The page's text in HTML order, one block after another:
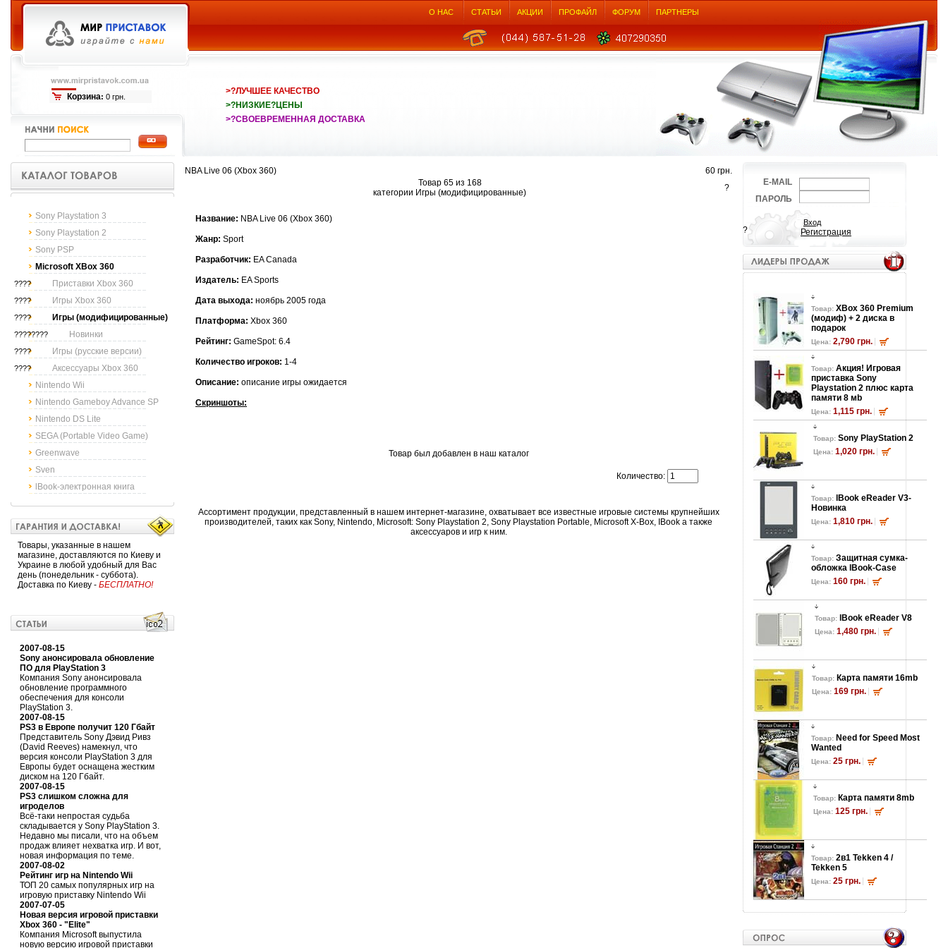
Корзина: 0 грн.
О НАС СТАТЬИ АКЦИИ ПРОФАЙЛ ФОРУМ ПАРТНЕРЫ
>?ЛУЧШЕЕ КАЧЕСТВО
>?НИЗКИЕ?ЦЕНЫ
>?СВОЕВРЕМЕННАЯ ДОСТАВКА
Sony Playstation 3
Sony Playstation 2
Sony PSP
Microsoft XBox 360
???? Приставки Xbox 360
???? Игры Xbox 360
???? Игры (модифицированные)
???????? Новинки
???? Игры (русские версии)
????
Аксессуары Xbox 360
Nintendo Wii
Nintendo Gameboy Advance SP
Nintendo DS Lite
SEGA (Portable Video Game)
Greenwave
Sven
lBook-электронная книга
Товары, указанные в нашем
магазине, доставляются по Киеву и
Украине в любой удобный для Вас
день (понедельник - суббота).
Доставка по Киеву - БЕСПЛАТНО!
2007-08-15
Sony анонсировала обновление
ПО для PlayStation 3
Компания Sony анонсировала
обновление программного
обеспечения для консоли
PlayStation 3.
2007-08-15
PS3 в Европе получит 120 Гбайт
Представитель Sony Дэвид Ривз
(David Reeves) намекнул, что
версия консоли PlayStation 3 для
Европы будет оснащена жестким
диском на 120 Гбайт.
2007-08-15
PS3 слишком сложна для
игроделов
Всё-таки непростая судьба
складывается у Sony PlayStation 3.
Недавно мы писали, что на объем
продаж влияет нехватка игр. И вот,
новая информация по теме.
2007-08-02
Рейтинг игр на Nintendo Wii
ТОП 20 самых популярных игр на
игровую приставку Nintendo Wii
2007-07-05
Новая версия игровой приставки
Xbox 360 - "Elite"
Компания Microsoft выпустила
новую версию игровой приставки
NBA Live 06 (Xbox 360)
60 грн.
Товар 65 из 168
категории Игры (модифицированные)
?
Название: NBA Live 06 (Xbox 360)
Жанр: Sport
Разработчик: EA Canada
Издатель: EA Sports
Дата выхода: ноябрь 2005 года
Платформа: Xbox 360
Рейтинг: GameSpot: 6.4
Количество игроков: 1-4
Описание: описание игры ожидается
Скриншоты:
Товар был добавлен в наш каталог
Количество:
Ассортимент продукции, представленный в нашем интернет-магазине, охватывает все известные игровые системы крупнейших
производителей, таких как Sony, Nintendo, Microsoft: Sony Playstation 2, Sony Playstation Portable, Microsoft X-Box, IBook а также
аксессуаров и игр к ним.
E-MAIL
ПАРОЛЬ
? Регистрация
Товар: XBox 360 Premium
(модиф) + 2 диска в
подарок
Цена: 2,790 грн.
Товар: Акция! Игровая
приставка Sony
Playstation 2 плюс карта
памяти 8 мb
Цена: 1,115 грн.
Товар: Sony PlayStation 2
Цена: 1,020 грн.
Товар:
lBook eReader V3-
Новинка
Цена: 1,810 грн.
Товар: Защитная сумка-
обложка lBook-Case
Цена: 160 грн.
Товар: lBook eReader V8
Цена: 1,480 грн.
Товар: Карта памяти 16mb
Цена: 169 грн.
Товар: Need for Speed Most
Wanted
Цена: 25 грн.
Товар: Карта памяти 8mb
Цена: 125 грн.
Товар: 2в1 Tekken 4 /
Tekken 5
Цена: 25 грн.